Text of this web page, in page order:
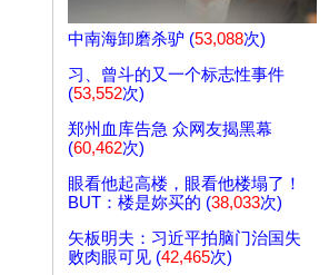
中南海卸磨杀驴 (53,088次)
习、曾斗的又一个标志性事件
(53,552次)
郑州血库告急 众网友揭黑幕
(60,462次)
眼看他起高楼，眼看他楼塌了！
BUT：楼是妳买的 (38,033次)
矢板明夫：习近平拍脑门治国失
败肉眼可见 (42,465次)